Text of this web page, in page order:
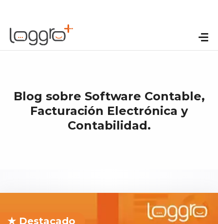
Blog sobre Software Contable,
Facturación Electrónica y
Contabilidad.